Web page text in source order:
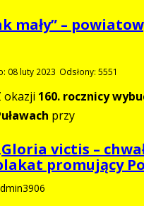
mały” –
08 luty 2023 Odsłony: 5551
okazji 160. rocznicy
przy
victis –
promujący